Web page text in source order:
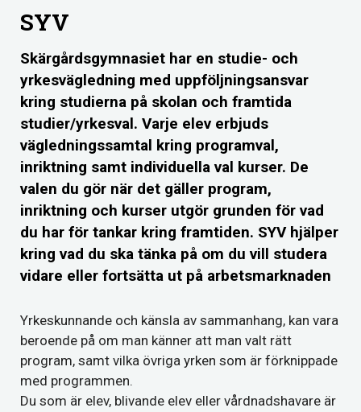
SYV
Skärgårdsgymnasiet har en studie- och
yrkesvägledning med uppföljningsansvar
kring studierna på skolan och framtida
studier/yrkesval. Varje elev erbjuds
vägledningssamtal kring programval,
inriktning samt individuella val kurser. De
valen du gör när det gäller program,
inriktning och kurser utgör grunden för vad
du har för tankar kring framtiden. SYV hjälper
kring vad du ska tänka på om du vill studera
vidare eller fortsätta ut på arbetsmarknaden
Yrkeskunnande och känsla av sammanhang, kan vara
beroende på om man känner att man valt rätt
program, samt vilka övriga yrken som är förknippade
med programmen.
Du som är elev, blivande elev eller vårdnadshavare är